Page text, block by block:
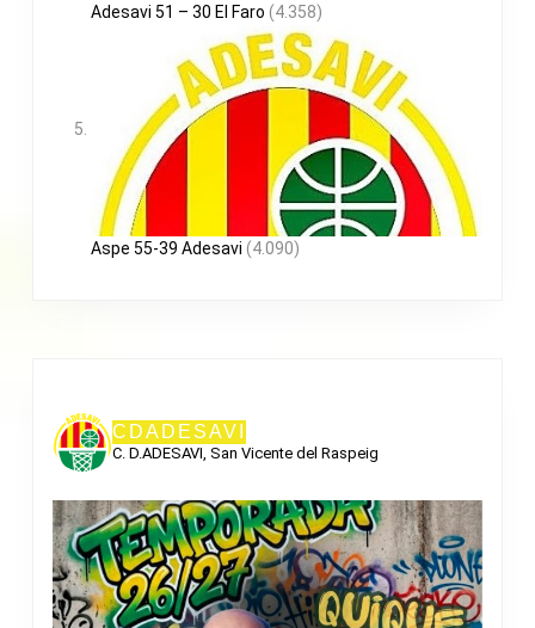
Adesavi 51 – 30 El Faro (4.358)
Aspe 55-39 Adesavi (4.090)
CDADESAVI
C. D.ADESAVI, San Vicente del Raspeig